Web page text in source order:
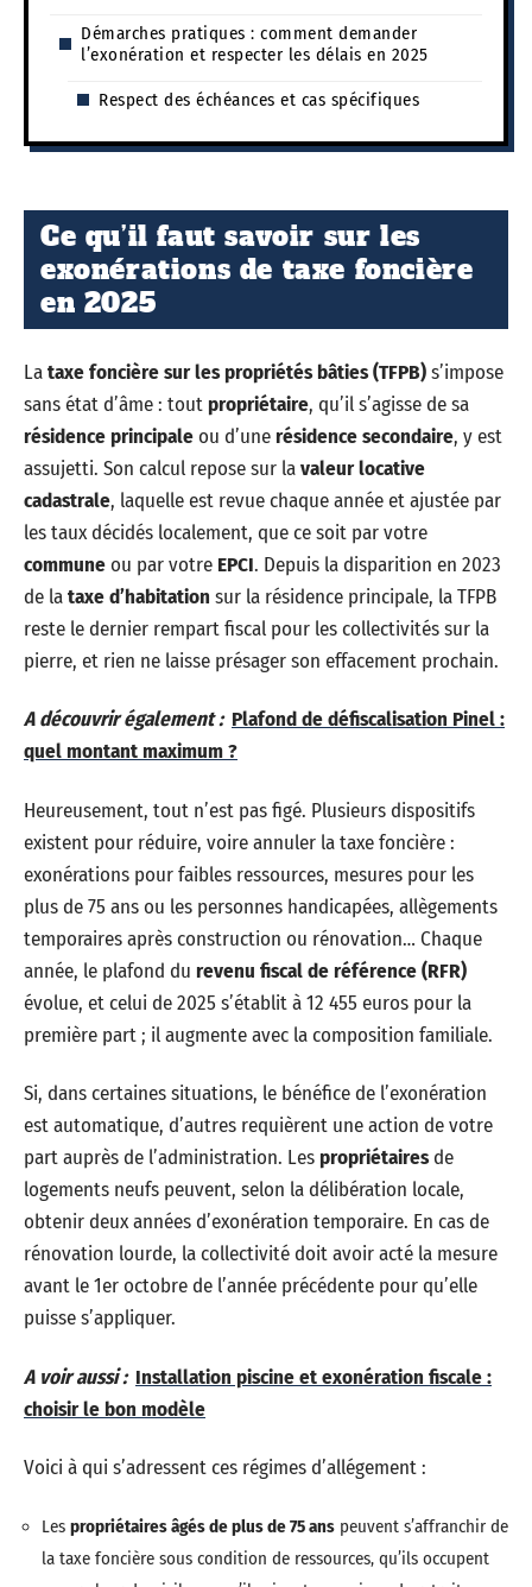
Démarches pratiques : comment demander
l’exonération et respecter les délais en 2025
Respect des échéances et cas spécifiques
Ce qu’il faut savoir sur les
exonérations de taxe foncière
en 2025
Lataxe foncière sur les propriétés bâties (TFPB)s’impose
sans état d’âme : toutpropriétaire, qu’il s’agisse de sa
résidence principaleou d’unerésidence secondaire, y est
assujetti. Son calcul repose sur lavaleur locative
cadastrale, laquelle est revue chaque année et ajustée par
les taux décidés localement, que ce soit par votre
communeou par votre EPCI. Depuis la disparition en 2023
de lataxe d’habitation sur la résidence principale, la TFPB
reste le dernier rempart fiscal pour les collectivités sur la
pierre, et rien ne laisse présager son effacement prochain.
A découvrir également : Plafond de défiscalisation Pinel :
quel montant maximum ?
Heureusement, tout n’est pas figé. Plusieurs dispositifs
existent pour réduire, voire annuler la taxe foncière :
exonérations pour faibles ressources, mesures pour les
plus de 75 ans ou les personnes handicapées, allègements
temporaires après construction ou rénovation… Chaque
année, le plafond du revenu fiscal de référence (RFR)
évolue, et celui de 2025 s’établit à 12 455 euros pour la
première part ; il augmente avec la composition familiale.
Si, dans certaines situations, le bénéfice de l’exonération
est automatique, d’autres requièrent une action de votre
part auprès de l’administration. Lespropriétairesde
logements neufs peuvent, selon la délibération locale,
obtenir deux années d’exonération temporaire. En cas de
rénovation lourde, la collectivité doit avoir acté la mesure
avant le 1er octobre de l’année précédente pour qu’elle
puisse s’appliquer.
A voir aussi : Installation piscine et exonération fiscale :
choisir le bon modèle
Voici à qui s’adressent ces régimes d’allégement :
Les propriétaires âgés de plus de 75 ans peuvent s’affranchir de
la taxe foncière sous condition de ressources, qu’ils occupent